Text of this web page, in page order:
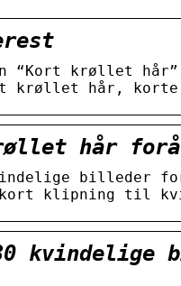
“Kort krøllet
krøllet hår,
hår forår
billeder for
kort klipning til
kvindelige